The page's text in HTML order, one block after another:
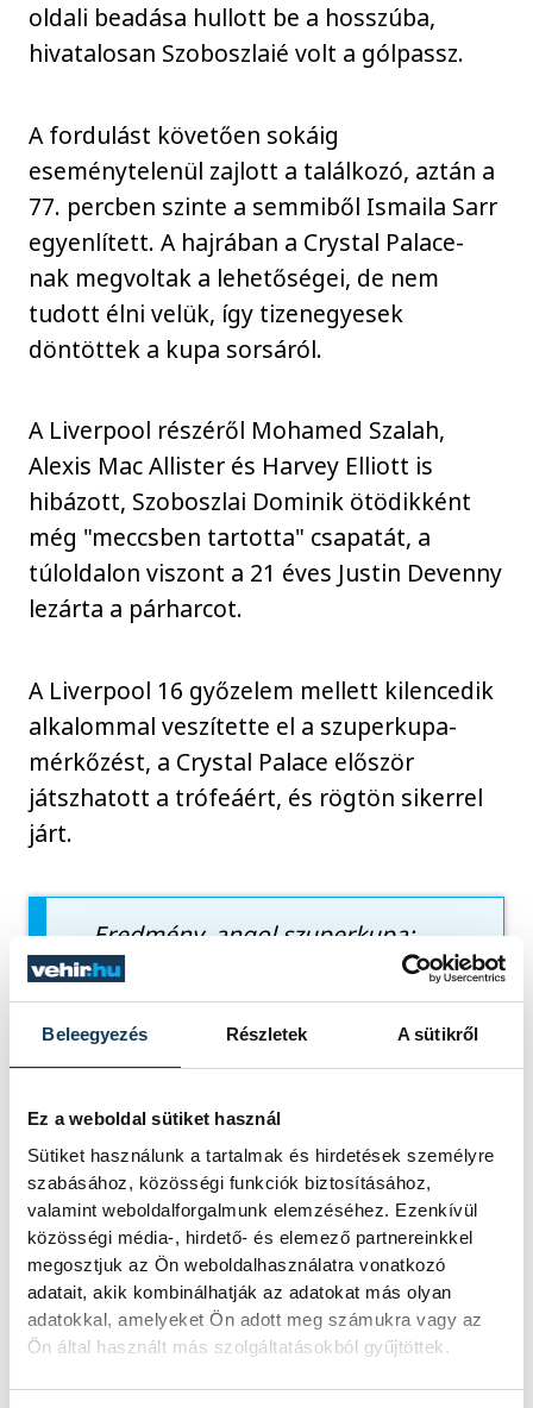
Beleegyezés Részletek A sütikről
Ez a weboldal sütiket használ
Sütiket használunk a tartalmak és hirdetések személyre
szabásához, közösségi funkciók biztosításához,
valamint weboldalforgalmunk elemzéséhez. Ezenkívül
közösségi média-, hirdető- és elemező partnereinkkel
megosztjuk az Ön weboldalhasználatra vonatkozó
adatait, akik kombinálhatják az adatokat más olyan
adatokkal, amelyeket Ön adott meg számukra vagy az
Ön által használt más szolgáltatásokból gyűjtöttek.
oldali beadása hullott be a hosszúba,
hivatalosan Szoboszlaié volt a gólpassz.
A fordulást követően sokáig
eseménytelenül zajlott a találkozó, aztán a
77. percben szinte a semmiből Ismaila Sarr
egyenlített. A hajrában a Crystal Palace-
nak megvoltak a lehetőségei, de nem
tudott élni velük, így tizenegyesek
döntöttek a kupa sorsáról.
A Liverpool részéről Mohamed Szalah,
Alexis Mac Allister és Harvey Elliott is
hibázott, Szoboszlai Dominik ötödikként
még "meccsben tartotta" csapatát, a
túloldalon viszont a 21 éves Justin Devenny
lezárta a párharcot.
A Liverpool 16 győzelem mellett kilencedik
alkalommal veszítette el a szuperkupa-
mérkőzést, a Crystal Palace először
játszhatott a trófeáért, és rögtön sikerrel
járt.
Eredmény, angol szuperkupa:
Crystal Palace-Liverpool 2-2 (1-
2) - tizenegyesekkel: 3-2
gólszerzők
: Mateta (17.,
tizenegyesből), Sarr (77.), illetve
Ekitiké (4.), Frimpong (21.)
sport ország-világ
labdarúgás
Szoboszlai Dominik
Liverpool
Kerkez Milos